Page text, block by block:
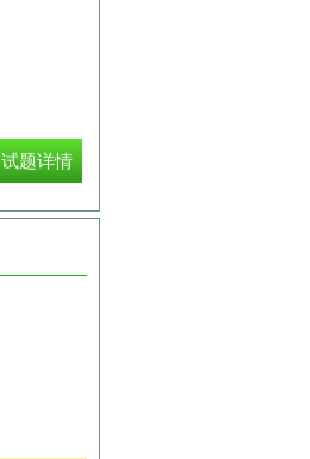
试题详情